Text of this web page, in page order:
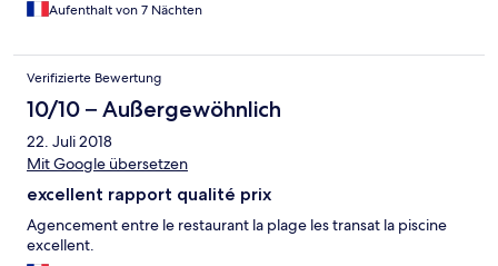
Aufenthalt von 7 Nächten
Verifizierte Bewertung
10/10 – Außergewöhnlich
22. Juli 2018
Mit Google übersetzen
excellent rapport qualité prix
Agencement entre le restaurant la plage les transat la piscine
excellent.